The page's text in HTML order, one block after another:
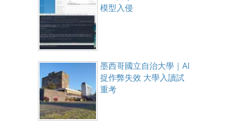
模型入侵
墨西哥國立自治大學｜AI
捉作弊失效 大學入讀試
重考